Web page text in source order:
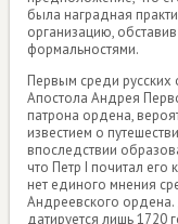
была наградная
организацию,
формальностями.
Первым среди
Апостола Андрея
патрона ордена,
известием о
впоследствии
что Петр I почитал
нет единого мнения
Андреевского ордена.
датируется лишь 1720